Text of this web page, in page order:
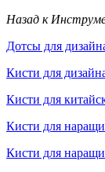
Назад к
Дотсы для
Кисти для
Кисти для
Кисти для
Кисти для